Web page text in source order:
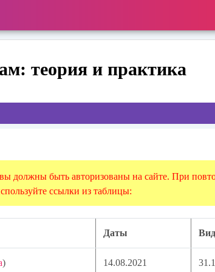
теория и практика
должны быть авторизованы на сайте. При
ссылки из таблицы:
Даты
) 14.08.2021